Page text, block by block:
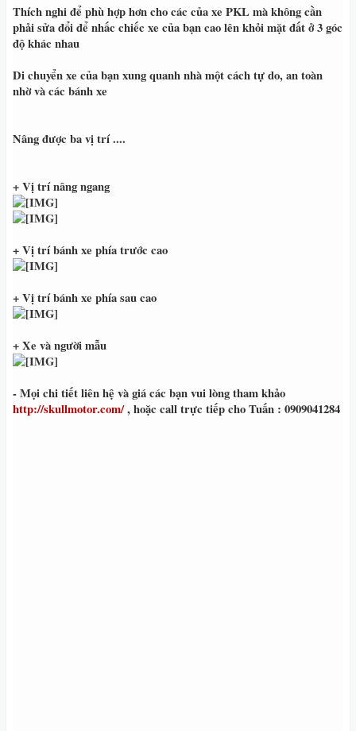
Thích nghi để phù hợp hơn cho các của xe PKL mà không cần
phải sửa đổi để nhấc chiếc xe của bạn cao lên khỏi mặt đất ở 3 góc
độ khác nhau
Di chuyển xe của bạn xung quanh nhà một cách tự do, an toàn
nhờ và các bánh xe
Nâng được ba vị trí ....
+ Vị trí nâng ngang
+ Vị trí bánh xe phía trước cao
+ Vị trí bánh xe phía sau cao
+ Xe và người mẫu
- Mọi chi tiết liên hệ và giá các bạn vui lòng tham khảo
http://skullmotor.com/, hoặc call trực tiếp cho Tuấn : 0909041284